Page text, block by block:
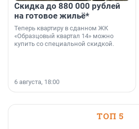
Скидка до 880 000 рублей
на готовое жильё*
Теперь квартиру в сданном ЖК
«Образцовый квартал 14» можно
купить со специальной скидкой.
6 августа, 18:00
ТОП 5